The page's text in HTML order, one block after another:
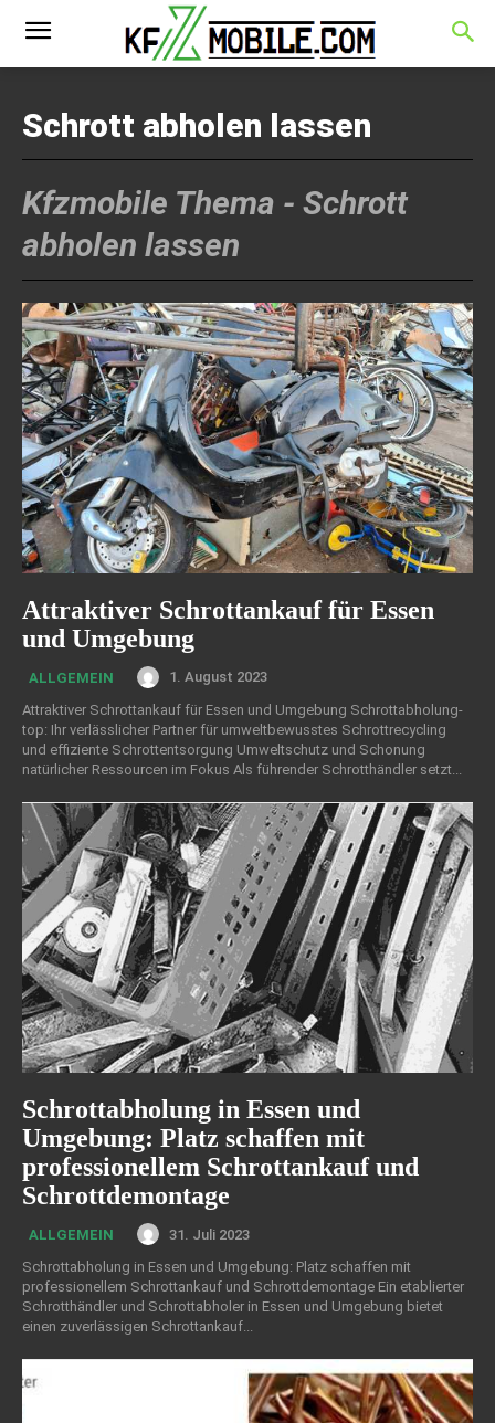
Schrott abholen lassen
Kfzmobile Thema - Schrott
abholen lassen
Attraktiver Schrottankauf für Essen
und Umgebung
ALLGEMEIN
1. August 2023
Attraktiver Schrottankauf für Essen und Umgebung Schrottabholung-
top: Ihr verlässlicher Partner für umweltbewusstes Schrottrecycling
und effiziente Schrottentsorgung Umweltschutz und Schonung
natürlicher Ressourcen im Fokus Als führender Schrotthändler setzt...
Schrottabholung in Essen und
Umgebung: Platz schaffen mit
professionellem Schrottankauf und
Schrottdemontage
ALLGEMEIN
31. Juli 2023
Schrottabholung in Essen und Umgebung: Platz schaffen mit
professionellem Schrottankauf und Schrottdemontage Ein etablierter
Schrotthändler und Schrottabholer in Essen und Umgebung bietet
einen zuverlässigen Schrottankauf...